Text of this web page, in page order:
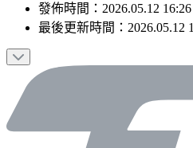
發佈時間： 2026.05.12 16:26
最後更新時間： 2026.05.12